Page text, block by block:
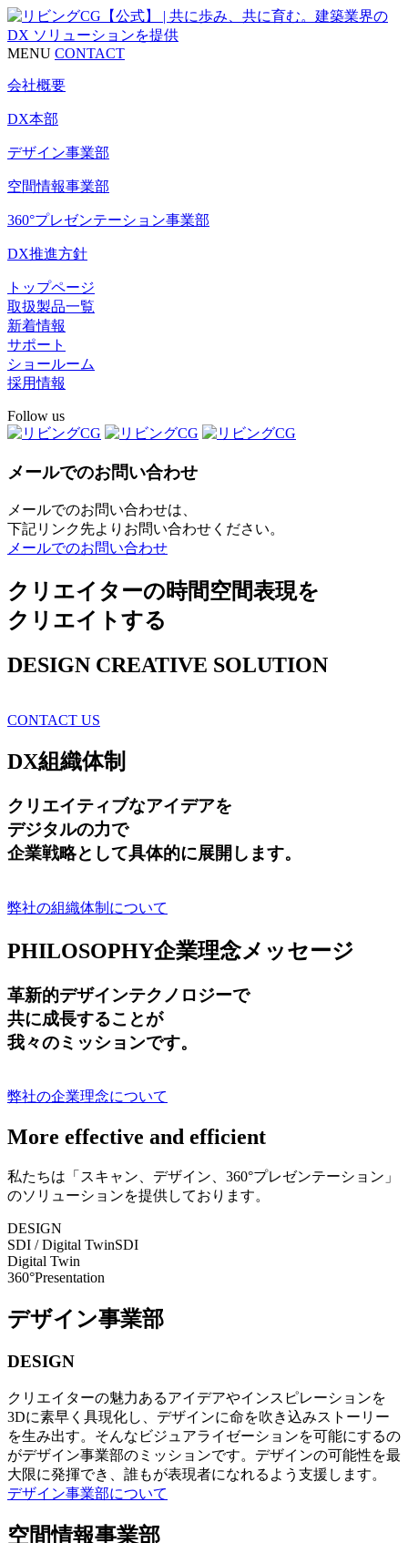
MENU CONTACT
会社概要
DX本部
デザイン事業部
空間情報事業部
360°プレゼンテーション事業部
DX推進方針
トップページ
取扱製品一覧
新着情報
サポート
ショールーム
採用情報
Follow us
メールでのお問い合わせ
メールでのお問い合わせは、
下記リンク先よりお問い合わせください。
メールでのお問い合わせ
クリエイターの時間空間表現を
クリエイトする
DESIGN CREATIVE SOLUTION
CONTACT US
DX組織体制
クリエイティブなアイデアを
デジタルの力で
企業戦略として具体的に展開します。
弊社の組織体制について
PHILOSOPHY企業理念メッセージ
革新的デザインテクノロジーで
共に成長することが
我々のミッションです。
弊社の企業理念について
More effective and efficient
私たちは「スキャン、デザイン、360°プレゼンテーション」
のソリューションを提供しております。
DESIGN
SDI / Digital TwinSDI
Digital Twin
360°Presentation
デザイン事業部
DESIGN
クリエイターの魅力あるアイデアやインスピレーションを
3Dに素早く具現化し、デザインに命を吹き込みストーリー
を生み出す。そんなビジュアライゼーションを可能にするの
がデザイン事業部のミッションです。デザインの可能性を最
大限に発揮でき、誰もが表現者になれるよう支援します。
デザイン事業部について
空間情報事業部